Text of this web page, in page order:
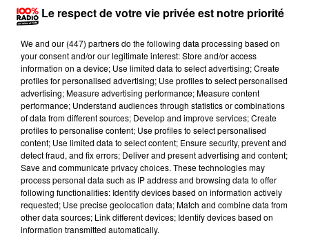
Lecture (2 min 21 sec)
100%
100% Radio les infos du Comminges
Le respect de votre vie privée est notre priorité
We and our (447) partnersdo the following data processing based on
your consent and/or our legitimate interest: Store and/or access
information on a device; Use limited data to select advertising; Create
profiles for personalised advertising; Use profiles to select personalised
advertising; Measure advertising performance; Measure content
performance; Understand audiences through statistics or combinations
of data from different sources; Develop and improve services; Create
profiles to personalise content; Use profiles to select personalised
content; Use limited data to select content; Ensure security, prevent and
detect fraud, and fix errors; Deliver and present advertising and content;
Save and communicate privacy choices. These technologies may
process personal data such as IP address and browsing data to offer
following functionalities: Identify devices based on information actively
requested; Use precise geolocation data; Match and combine data from
other data sources; Link different devices; Identify devices based on
information transmitted automatically.